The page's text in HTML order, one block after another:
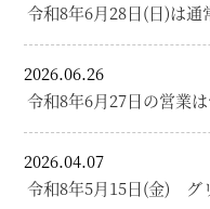
令和8年6月28日(日)は
2026.06.26
令和8年6月27日の営業
2026.04.07
令和8年5月15日(金) グ